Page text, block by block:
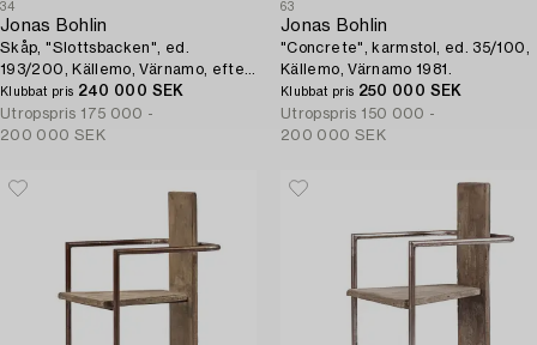
34
Jonas Bohlin
Skåp, "Slottsbacken", ed.
193/200, Källemo, Värnamo, efter
1987.
Klubbat pris 240 000 SEK
Utropspris 175 000 -
200 000 SEK
63
Jonas Bohlin
"Concrete", karmstol, ed. 35/100,
Källemo, Värnamo 1981.
Klubbat pris 250 000 SEK
Utropspris 150 000 -
200 000 SEK